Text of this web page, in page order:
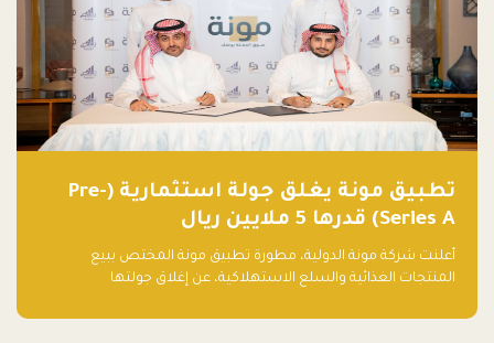
تطبيق مونة يغلق جولة استثمارية (Pre-
Series A) قدرها 5 ملايين ريال
أعلنت شركة مونة الدولية، مطورة تطبيق مونة المختص ببيع
المنتجات الغذائية والسلع الاستهلاكية، عن إغلاق جولتها
دولار أمريكي)، بقيادة شركتي دعم المنشآت المحدودة وتسارع القابضة